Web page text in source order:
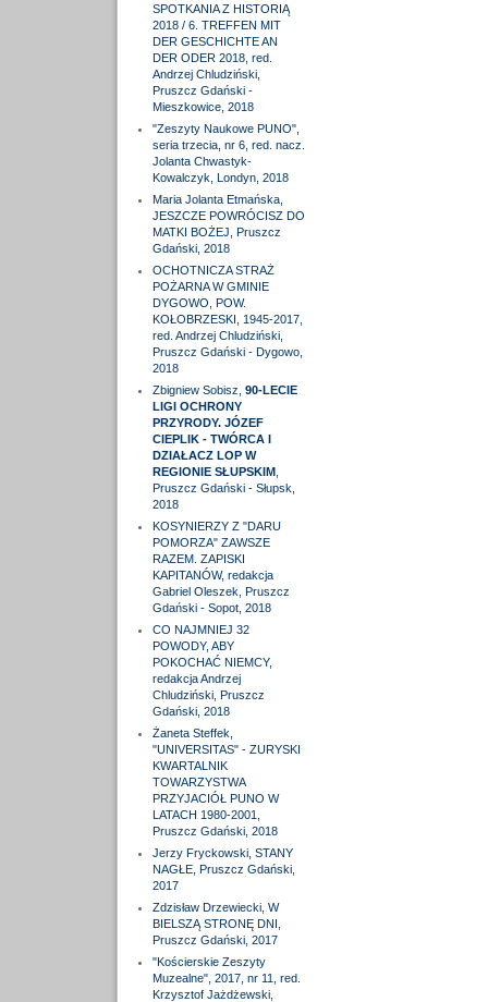
SPOTKANIA Z HISTORIĄ
2018 / 6. TREFFEN MIT
DER GESCHICHTE AN
DER ODER 2018, red.
Andrzej Chludziński,
Pruszcz Gdański -
Mieszkowice, 2018
"Zeszyty Naukowe PUNO",
seria trzecia, nr 6, red. nacz.
Jolanta Chwastyk-
Kowalczyk, Londyn, 2018
Maria Jolanta Etmańska,
JESZCZE POWRÓCISZ DO
MATKI BOŻEJ, Pruszcz
Gdański, 2018
OCHOTNICZA STRAŻ
POŻARNA W GMINIE
DYGOWO, POW.
KOŁOBRZESKI, 1945-2017,
red. Andrzej Chludziński,
Pruszcz Gdański - Dygowo,
2018
Zbigniew Sobisz, 90-LECIE
LIGI OCHRONY
PRZYRODY. JÓZEF
CIEPLIK - TWÓRCA I
DZIAŁACZ LOP W
REGIONIE SŁUPSKIM,
Pruszcz Gdański - Słupsk,
2018
KOSYNIERZY Z "DARU
POMORZA" ZAWSZE
RAZEM. ZAPISKI
KAPITANÓW, redakcja
Gabriel Oleszek, Pruszcz
Gdański - Sopot, 2018
CO NAJMNIEJ 32
POWODY, ABY
POKOCHAĆ NIEMCY,
redakcja Andrzej
Chludziński, Pruszcz
Gdański, 2018
Żaneta Steffek,
"UNIVERSITAS" - ZURYSKI
KWARTALNIK
TOWARZYSTWA
PRZYJACIÓŁ PUNO W
LATACH 1980-2001,
Pruszcz Gdański, 2018
Jerzy Fryckowski, STANY
NAGŁE, Pruszcz Gdański,
2017
Zdzisław Drzewiecki, W
BIELSZĄ STRONĘ DNI,
Pruszcz Gdański, 2017
"Kościerskie Zeszyty
Muzealne", 2017, nr 11, red.
Krzysztof Jażdżewski,